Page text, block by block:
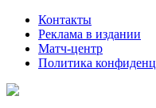
Контакты
Реклама в издании
Матч-центр
Политика